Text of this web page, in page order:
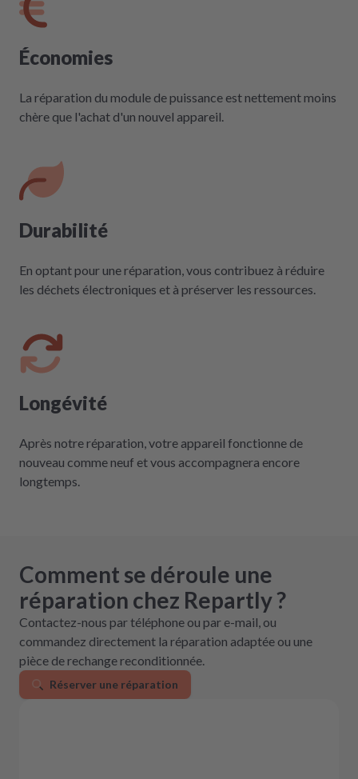
Économies
La réparation du module de puissance est nettement moins
chère que l'achat d'un nouvel appareil.
Durabilité
En optant pour une réparation, vous contribuez à réduire
les déchets électroniques et à préserver les ressources.
Longévité
Après notre réparation, votre appareil fonctionne de
nouveau comme neuf et vous accompagnera encore
longtemps.
Comment se déroule une
réparation chez Repartly ?
Contactez-nous par téléphone ou par e-mail, ou
commandez directement la réparation adaptée ou une
pièce de rechange reconditionnée.
Réserver une réparation